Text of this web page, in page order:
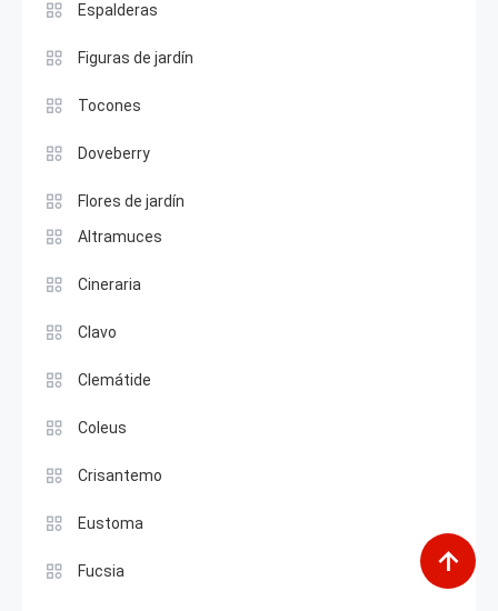
Espalderas
Figuras de jardín
Tocones
Doveberry
Flores de jardín
Altramuces
Cineraria
Clavo
Clemátide
Coleus
Crisantemo
Eustoma
Fucsia